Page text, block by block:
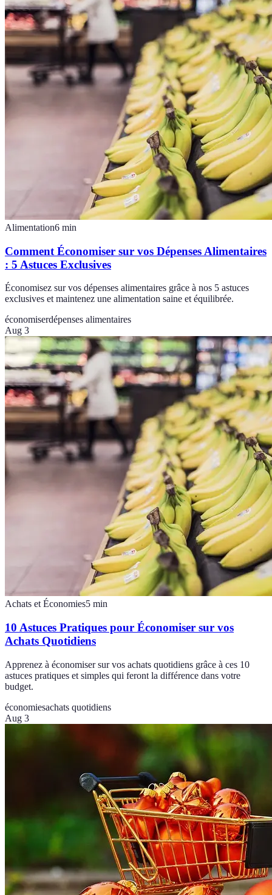
Alimentation6 min
Comment Économiser sur vos Dépenses Alimentaires
: 5 Astuces Exclusives
Économisez sur vos dépenses alimentaires grâce à nos 5 astuces
exclusives et maintenez une alimentation saine et équilibrée.
économiserdépenses alimentaires
Aug 3
Achats et Économies5 min
10 Astuces Pratiques pour Économiser sur vos
Achats Quotidiens
Apprenez à économiser sur vos achats quotidiens grâce à ces 10
astuces pratiques et simples qui feront la différence dans votre
budget.
économiesachats quotidiens
Aug 3